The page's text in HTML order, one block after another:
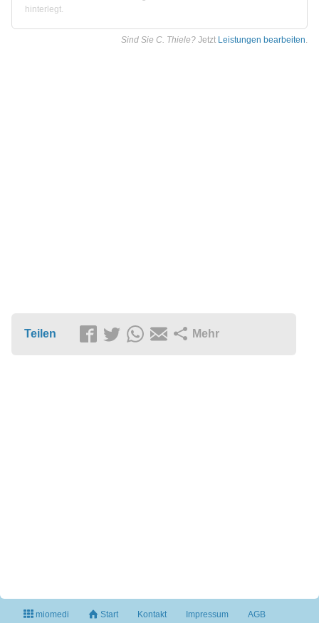
hinterlegt.
Sind Sie C. Thiele? Jetzt Leistungen bearbeiten.
Teilen Mehr
miomedi Start Kontakt Impressum AGB